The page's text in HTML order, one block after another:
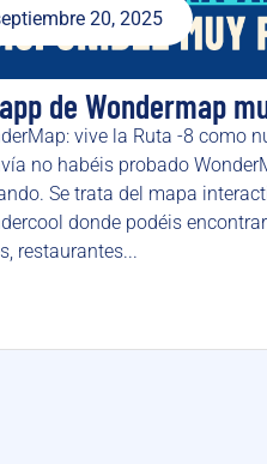
20, 2025
de Wondermap
vive la Ruta -8 como
no habéis probado
Se trata del mapa
donde podéis
restaurantes...